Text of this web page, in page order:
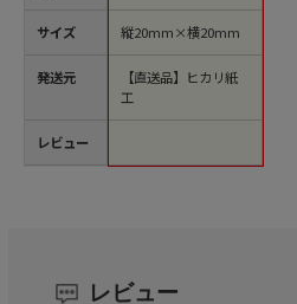
サイズ
発送元
レビュー
縦20mm×横20mm
【直送品】ヒカリ紙
工
レビュー